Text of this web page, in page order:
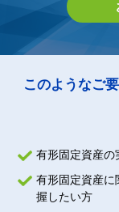
このようなご
有形固定資産の
有形固定資産に
握したい方